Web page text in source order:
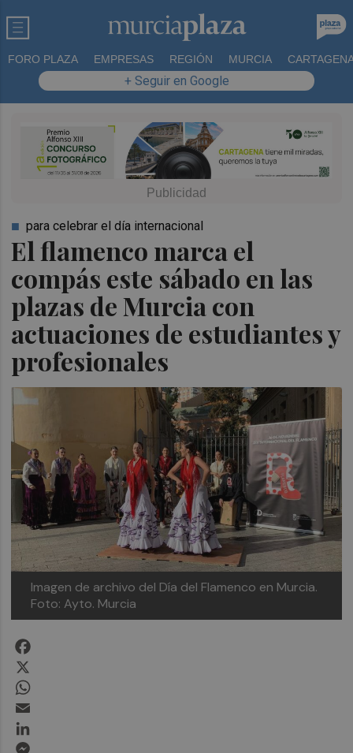
FORO PLAZA EMPRESAS REGIÓN MURCIA
+ Seguir en Google
El flamenco marca el
compás este sábado en las
plazas de Murcia con
actuaciones de estudiantes y
profesionales
para celebrar el día internacional
Imagen de archivo del Día del Flamenco en Murcia.
Foto: Ayto. Murcia